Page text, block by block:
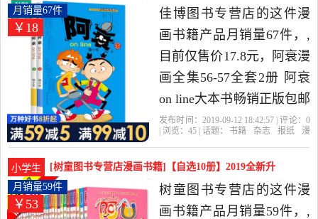
是2019年悦悦图书专营店
精选书籍,杂志,报纸当中性
价比很高的漫画书籍，由
上海发货。
册 阿衰月销量67件仅售17.8元
￥18
月销量67件
佳博图书专营店的这件漫
画书籍产品月销量67件，,
目前仅售价17.8元，阿衰漫
画全集56-57全套2册 阿衰
on line大本书畅销正版包邮
书籍搞笑故事书彩色图书
学生爆笑校园漫画书是
2019年佳博图书专营店精
选书籍,杂志,报纸当中性价
发布时间：2019-09-12 18:42:57 | 评论： 0
| 浏览： 45 | 话题： 书籍 杂志 报纸
漫
小学生
[树童图书专营店漫画书籍]【自选10册】2019全新升
级阿u漫月销量59件仅售52.8元
￥53
月销量59件
树童图书专营店的这件漫
画书籍产品月销量59件，,